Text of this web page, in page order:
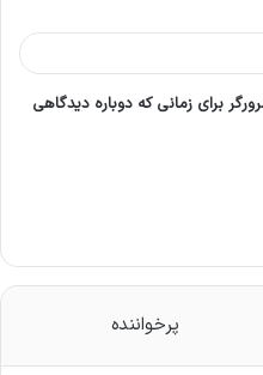
برای زمانی که دوباره دیدگاهی
پرخواننده